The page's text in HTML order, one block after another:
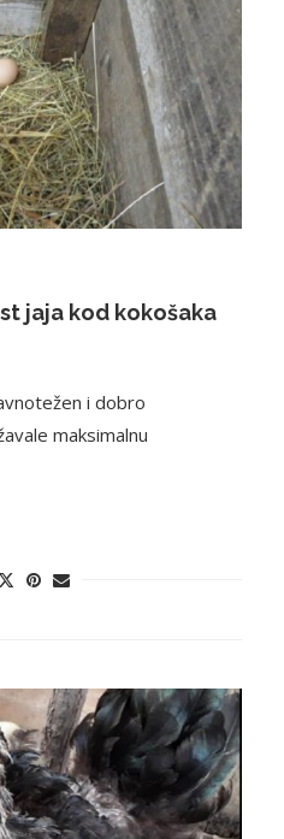
jaja kod kokošaka
i dobro
maksimalnu